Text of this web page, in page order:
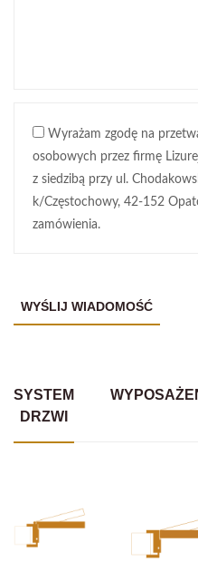
Wyrażam zgodę na
osobowych przez firmę
z siedzibą przy ul.
k/Częstochowy, 42-152
zamówienia.
SYSTEM
DRZWI